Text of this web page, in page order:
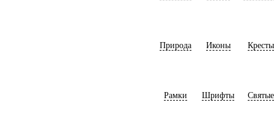
Природа Иконы Кресты
Рамки Шрифты Святые